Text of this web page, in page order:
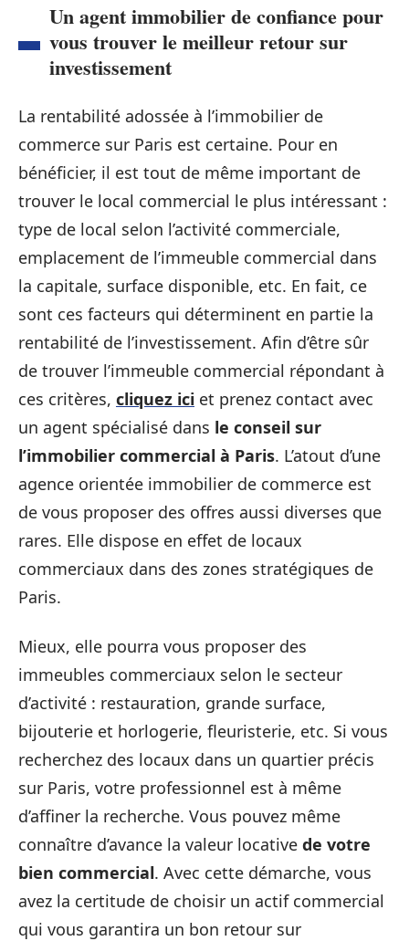
Un agent immobilier de confiance pour
vous trouver le meilleur retour sur
investissement
La rentabilité adossée à l’immobilier de
commerce sur Paris est certaine. Pour en
bénéficier, il est tout de même important de
trouver le local commercial le plus intéressant :
type de local selon l’activité commerciale,
emplacement de l’immeuble commercial dans
la capitale, surface disponible, etc. En fait, ce
sont ces facteurs qui déterminent en partie la
rentabilité de l’investissement. Afin d’être sûr
de trouver l’immeuble commercial répondant à
ces critères, cliquez ici et prenez contact avec
un agent spécialisé dans le conseil sur
l’immobilier commercial à Paris. L’atout d’une
agence orientée immobilier de commerce est
de vous proposer des offres aussi diverses que
rares. Elle dispose en effet de locaux
commerciaux dans des zones stratégiques de
Paris.
Mieux, elle pourra vous proposer des
immeubles commerciaux selon le secteur
d’activité : restauration, grande surface,
bijouterie et horlogerie, fleuristerie, etc. Si vous
recherchez des locaux dans un quartier précis
sur Paris, votre professionnel est à même
d’affiner la recherche. Vous pouvez même
connaître d’avance la valeur locative de votre
bien commercial. Avec cette démarche, vous
avez la certitude de choisir un actif commercial
qui vous garantira un bon retour sur